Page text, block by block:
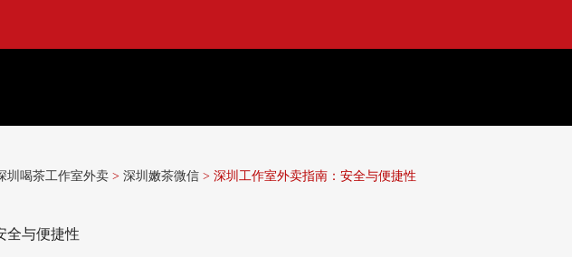
圳喝茶工作室外卖 > 深圳嫩茶微信 > 深圳工作室外卖指南：安全与便捷性
全与便捷性